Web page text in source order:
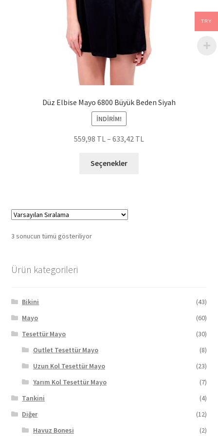
Düz Elbise Mayo 6800 Büyük Beden Siyah
İNDIRIM!
559,98 TL – 633,42 TL
Seçenekler
3 sonucun tümü gösteriliyor
Ürün kategorileri
Bikini
(43)
Mayo
(60)
Tesettür Mayo
(30)
Outlet Tesettür Mayo
(8)
Uzun Kol Tesettür Mayo
(23)
Yarım Kol Tesettür Mayo
(7)
Tankini
(4)
Diğer
(12)
Havuz Bonesi
(2)
TRY